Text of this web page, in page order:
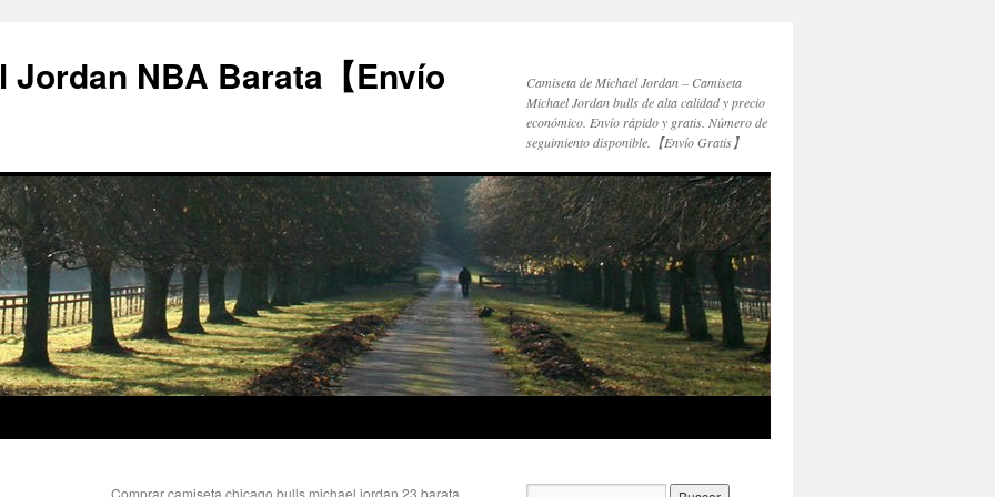
Jordan NBA Barata【Envío
Camiseta de Michael Jordan – Camiseta
Michael Jordan bulls de alta calidad y precio
económico. Envío rápido y gratis. Número de
seguimiento disponible.【Envío Gratis】
Comprar camiseta chicago bulls michael jordan 23 barata